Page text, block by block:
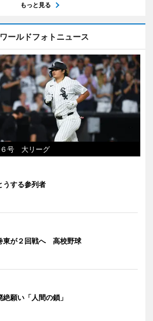
もっと見る
ワールドフォトニュース
６号 大リーグ
うする参列者
東が２回戦へ 高校野球
絶願い「人間の鎖」